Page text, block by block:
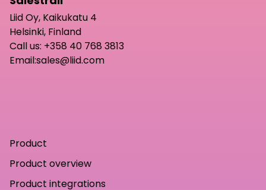
Liid Oy, Kaikukatu 4
Helsinki, Finland
Call us: +358 40 768 3813
Email:sales@liid.com
Product
Product overview
Product integrations